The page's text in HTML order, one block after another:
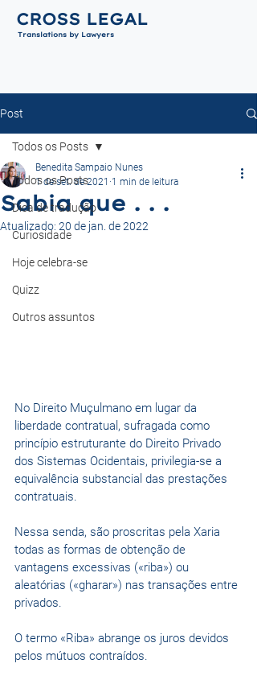
Translations by Lawyers
CROSS LEGAL
Post
Todos os Posts
Dica de tradução
Curiosidade
Hoje celebra-se
Quizz
Outros assuntos
Todos os Posts
Sabia que . . .
Benedita Sampaio Nunes
1 de set. de 2021 1 min de leitura
Atualizado: 20 de jan. de 2022
No Direito Muçulmano em lugar da
liberdade contratual, sufragada como
princípio estruturante do Direito Privado
dos Sistemas Ocidentais, privilegia-se a
equivalência substancial das prestações
contratuais.
Nessa senda, são proscritas pela Xaria
todas as formas de obtenção de
vantagens excessivas («riba») ou
aleatórias («gharar») nas transações entre
privados.
O termo «Riba» abrange os juros devidos
pelos mútuos contraídos.